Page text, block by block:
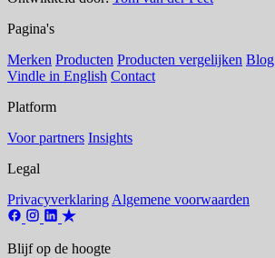
Pagina's
Merken Producten Producten vergelijken Blog
Vindle in English Contact
Platform
Voor partners Insights
Legal
Privacyverklaring Algemene voorwaarden
Blijf op de hoogte